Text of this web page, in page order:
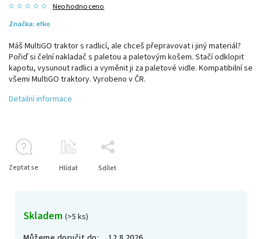
Neohodnoceno
Značka: efko
Skladem (>5 ks)
Máš MultiGO traktor s radlicí, ale chceš přepravovat i jiný materiál?
Pořiď si čelní nakladač s paletou a paletovým košem. Stačí odklopit
kapotu, vysunout radlici a vyměnit ji za paletové vidle. Kompatibilní se
všemi MultiGO traktory. Vyrobeno v ČR.
Detailní informace
Zeptat se Hlídat Sdílet